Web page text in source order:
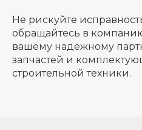
Не рискуйте
обращайтесь в
вашему надежному
запчастей и
строительной техники.